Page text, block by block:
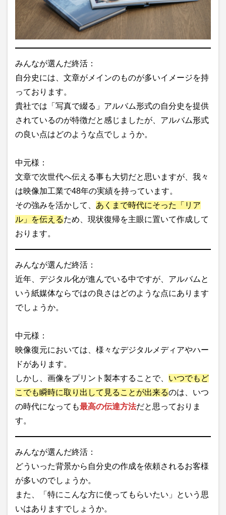
みんなが選んだ終活：
自分史には、文章がメインのものが多いイメージを持
っております。
貴社では「写真で綴る」アルバム形式の自分史を提供
されているのが特徴だと感じましたが、アルバム形式
の良い点はどのような点でしょうか。
中元様：
文章で次世代へ伝える事も大切だと思いますが、我々
は映像加工業で48年の実績を持っています。
その強みを活かして、 あくまで時代にそった「リア
ル」を伝えるため、現状復帰を主眼に置いて作成して
おります。
みんなが選んだ終活：
近年、デジタル化が進んでいる中ですが、アルバムと
いう紙媒体ならではの良さはどのような点にあります
でしょうか。
中元様：
映像復元においては、様々なデジタルメディアやハー
ドがあります。
しかし、画像をプリント製本することで、 いつでもど
こでも瞬時に取り出して見ることが出来るのは、いつ
の時代になっても最高の伝達方法だと思っておりま
す。
みんなが選んだ終活：
どういった背景から自分史の作成を依頼されるお客様
が多いのでしょうか。
また、「特にこんな方に使ってもらいたい」という思
いはありますでしょうか。